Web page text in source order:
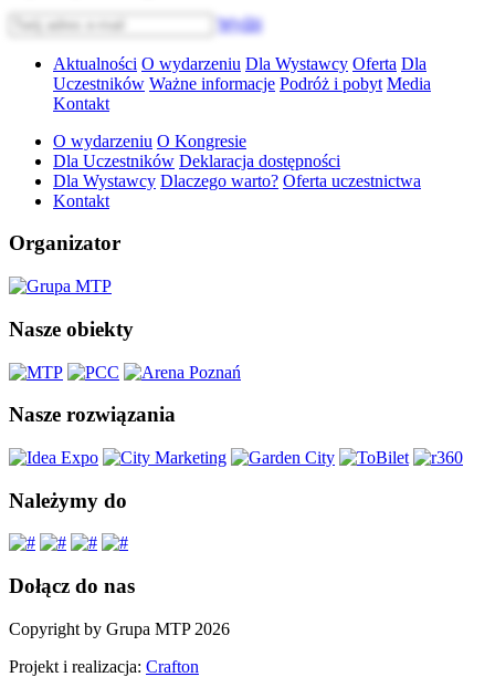
Wyślij
Aktualności O wydarzeniu Dla Wystawcy Oferta Dla
Uczestników Ważne informacje Podróż i pobyt Media
Kontakt
O wydarzeniu O Kongresie
Dla Uczestników Deklaracja dostępności
Dla Wystawcy Dlaczego warto? Oferta uczestnictwa
Kontakt
Organizator
Nasze obiekty
Nasze rozwiązania
Należymy do
Dołącz do nas
Copyright by Grupa MTP 2026
Projekt i realizacja: Crafton